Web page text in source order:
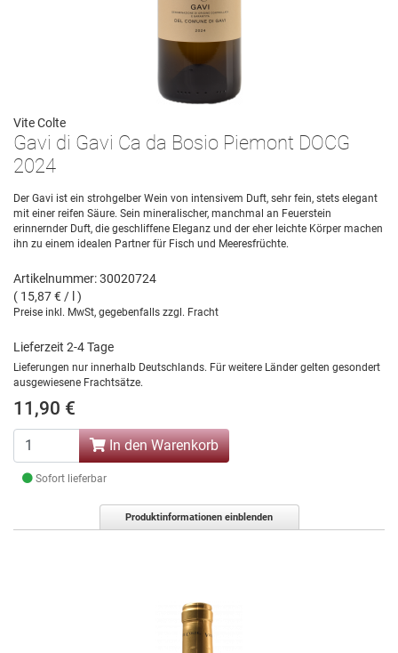
Vite Colte
Gavi di Gavi Ca da Bosio Piemont DOCG
2024
Der Gavi ist ein strohgelber Wein von intensivem Duft, sehr fein, stets elegant
mit einer reifen Säure. Sein mineralischer, manchmal an Feuerstein
erinnernder Duft, die geschliffene Eleganz und der eher leichte Körper machen
ihn zu einem idealen Partner für Fisch und Meeresfrüchte.
Artikelnummer: 30020724
( 15,87 € / l )
Preise inkl. MwSt, gegebenfalls zzgl. Fracht
Lieferzeit 2-4 Tage
Lieferungen nur innerhalb Deutschlands. Für weitere Länder gelten gesondert
ausgewiesene Frachtsätze.
11,90 €
In den Warenkorb
Sofort lieferbar
Produktinformationen einblenden